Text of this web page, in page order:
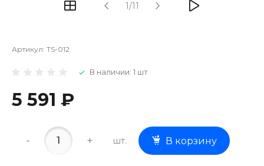
1/11
Артикул: TS-012
В наличии: 1 шт
5 591 ₽
- + шт. В корзину